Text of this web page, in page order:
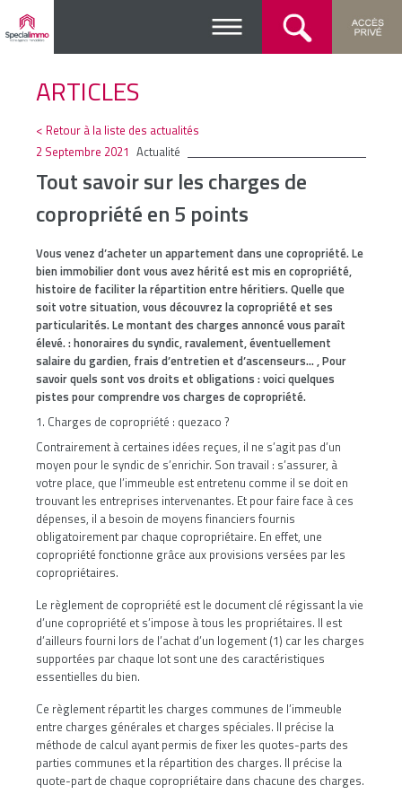
ARTICLES
< Retour à la liste des actualités
2 Septembre 2021 Actualité
Tout savoir sur les charges de
copropriété en 5 points
Vous venez d’acheter un appartement dans une copropriété. Le
bien immobilier dont vous avez hérité est mis en copropriété,
histoire de faciliter la répartition entre héritiers. Quelle que
soit votre situation, vous découvrez la copropriété et ses
particularités. Le montant des charges annoncé vous paraît
élevé. : honoraires du syndic, ravalement, éventuellement
salaire du gardien, frais d’entretien et d’ascenseurs… , Pour
savoir quels sont vos droits et obligations : voici quelques
pistes pour comprendre vos charges de copropriété.
1. Charges de copropriété : quezaco ?
Contrairement à certaines idées reçues, il ne s’agit pas d’un
moyen pour le syndic de s’enrichir. Son travail : s’assurer, à
votre place, que l’immeuble est entretenu comme il se doit en
trouvant les entreprises intervenantes. Et pour faire face à ces
dépenses, il a besoin de moyens financiers fournis
obligatoirement par chaque copropriétaire. En effet, une
copropriété fonctionne grâce aux provisions versées par les
copropriétaires.
Le règlement de copropriété est le document clé régissant la vie
d’une copropriété et s’impose à tous les propriétaires. Il est
d’ailleurs fourni lors de l’achat d’un logement (1) car les charges
supportées par chaque lot sont une des caractéristiques
essentielles du bien.
Ce règlement répartit les charges communes de l’immeuble
entre charges générales et charges spéciales. Il précise la
méthode de calcul ayant permis de fixer les quotes-parts des
parties communes et la répartition des charges. Il précise la
quote-part de chaque copropriétaire dans chacune des charges.